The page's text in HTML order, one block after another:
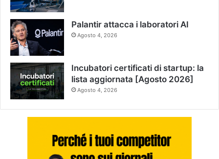
Palantir attacca i laboratori AI
Agosto 4, 2026
Incubatori certificati di startup: la
lista aggiornata [Agosto 2026]
Agosto 4, 2026